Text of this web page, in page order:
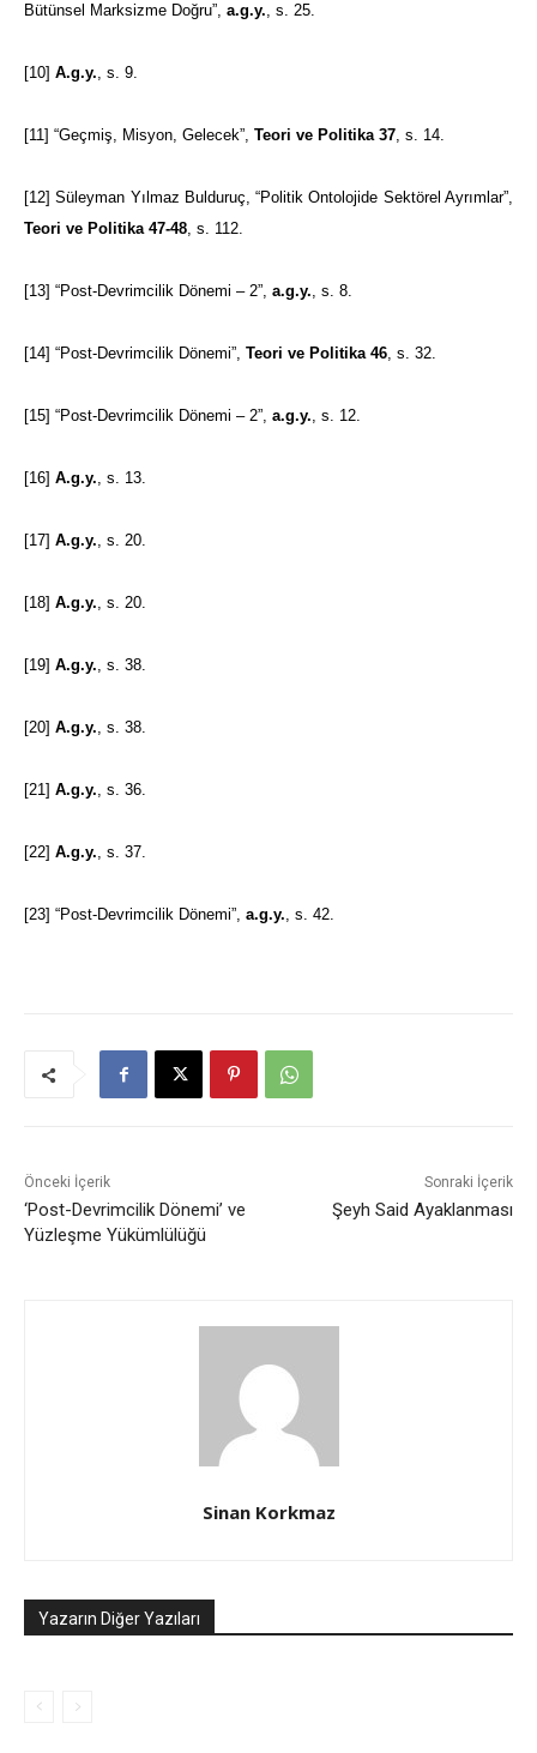
Bütünsel Marksizme Doğru”, a.g.y., s. 25.
[10] A.g.y., s. 9.
[11] “Geçmiş, Misyon, Gelecek”, Teori ve Politika 37, s. 14.
[12] Süleyman Yılmaz Bulduruç, “Politik Ontolojide Sektörel Ayrımlar”,
Teori ve Politika 47-48, s. 112.
[13] “Post-Devrimcilik Dönemi – 2”, a.g.y., s. 8.
[14] “Post-Devrimcilik Dönemi”, Teori ve Politika 46, s. 32.
[15] “Post-Devrimcilik Dönemi – 2”, a.g.y., s. 12.
[16] A.g.y., s. 13.
[17] A.g.y., s. 20.
[18] A.g.y., s. 20.
[19] A.g.y., s. 38.
[20] A.g.y., s. 38.
[21] A.g.y., s. 36.
[22] A.g.y., s. 37.
[23] “Post-Devrimcilik Dönemi”, a.g.y., s. 42.
Önceki İçerik
‘Post-Devrimcilik Dönemi’ ve
Yüzleşme Yükümlülüğü
Sonraki İçerik
Şeyh Said Ayaklanması
Sinan Korkmaz
Yazarın Diğer Yazıları